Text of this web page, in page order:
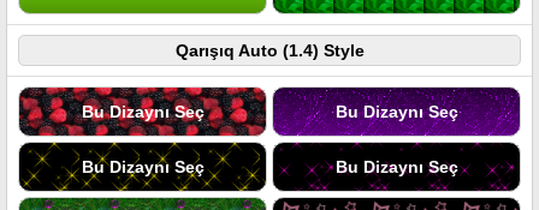
Qarışıq Auto (1.4) Style
Bu Dizaynı Seç Bu Dizaynı Seç
Bu Dizaynı Seç Bu Dizaynı Seç